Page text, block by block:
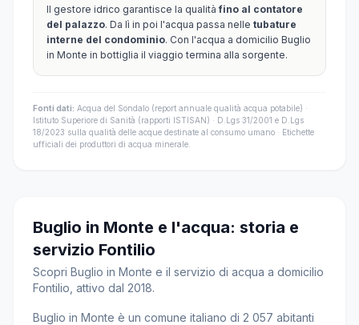
Il gestore idrico garantisce la qualitàfino al contatore
del palazzo. Da lì in poi l'acqua passa nelle tubature
interne del condominio. Con l'acqua a domicilio Buglio
in Monte in bottiglia il viaggio termina alla sorgente.
Fonti dati: Acqua del Sondalo (report annuale qualità acqua potabile) ·
Istituto Superiore di Sanità (rapporti ISTISAN) · D.Lgs 31/2001 e D.Lgs
18/2023 sulla qualità delle acque destinate al consumo umano · Etichette
ufficiali dei produttori di acqua minerale.
Buglio in Monte e l'acqua: storia e
servizio Fontilio
Scopri Buglio in Monte e il servizio di acqua a domicilio
Fontilio, attivo dal 2018.
Buglio in Monte è un comune italiano di 2 057 abitanti